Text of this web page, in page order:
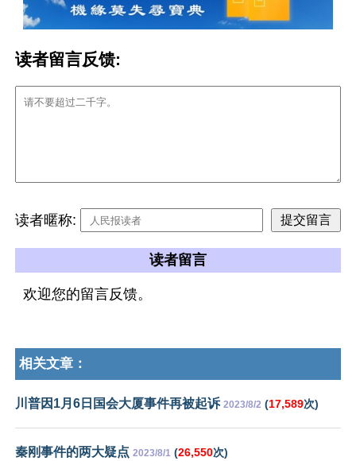
读者留言反馈:
读者暱称:
读者留言
欢迎您的留言反馈。
相关文章：
川普因1月6日国会大厦事件再被起诉 2023/8/2 (17,589次)
秦刚事件的两大疑点 2023/8/1 (26,550次)